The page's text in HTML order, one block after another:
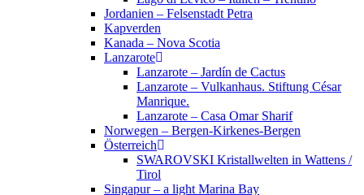
Jordanien – Felsenstadt Petra
Kapverden
Kanada – Nova Scotia
Lanzarote
Lanzarote – Jardín de Cactus
Lanzarote – Vulkanhaus. Stiftung César
Manrique.
Lanzarote – Casa Omar Sharif
Norwegen – Bergen-Kirkenes-Bergen
Österreich
SWAROVSKI Kristallwelten in Wattens /
Tirol
Singapur – a light Marina Bay